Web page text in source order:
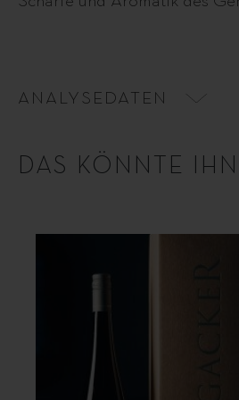
ANALYSEDATEN
DAS KÖNNTE